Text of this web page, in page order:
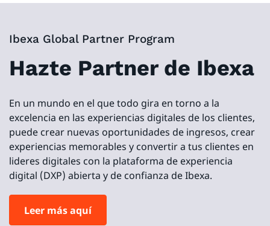
Ibexa Global Partner Program
Hazte Partner de Ibexa
En un mundo en el que todo gira en torno a la
excelencia en las experiencias digitales de los clientes,
puede crear nuevas oportunidades de ingresos, crear
experiencias memorables y convertir a tus clientes en
lideres digitales con la plataforma de experiencia
digital (DXP) abierta y de confianza de Ibexa.
Leer más aquí